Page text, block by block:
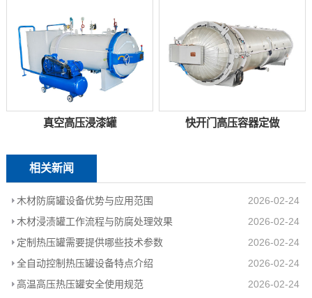
真空高压浸漆罐 快开门高压容器定做
相关新闻
木材防腐罐设备优势与应用范围
2026-02-24
木材浸渍罐工作流程与防腐处理效果
2026-02-24
定制热压罐需要提供哪些技术参数
2026-02-24
全自动控制热压罐设备特点介绍
2026-02-24
高温高压热压罐安全使用规范
2026-02-24